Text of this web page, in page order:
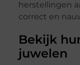
herstellingen
correct en
Bekijk
juwelen